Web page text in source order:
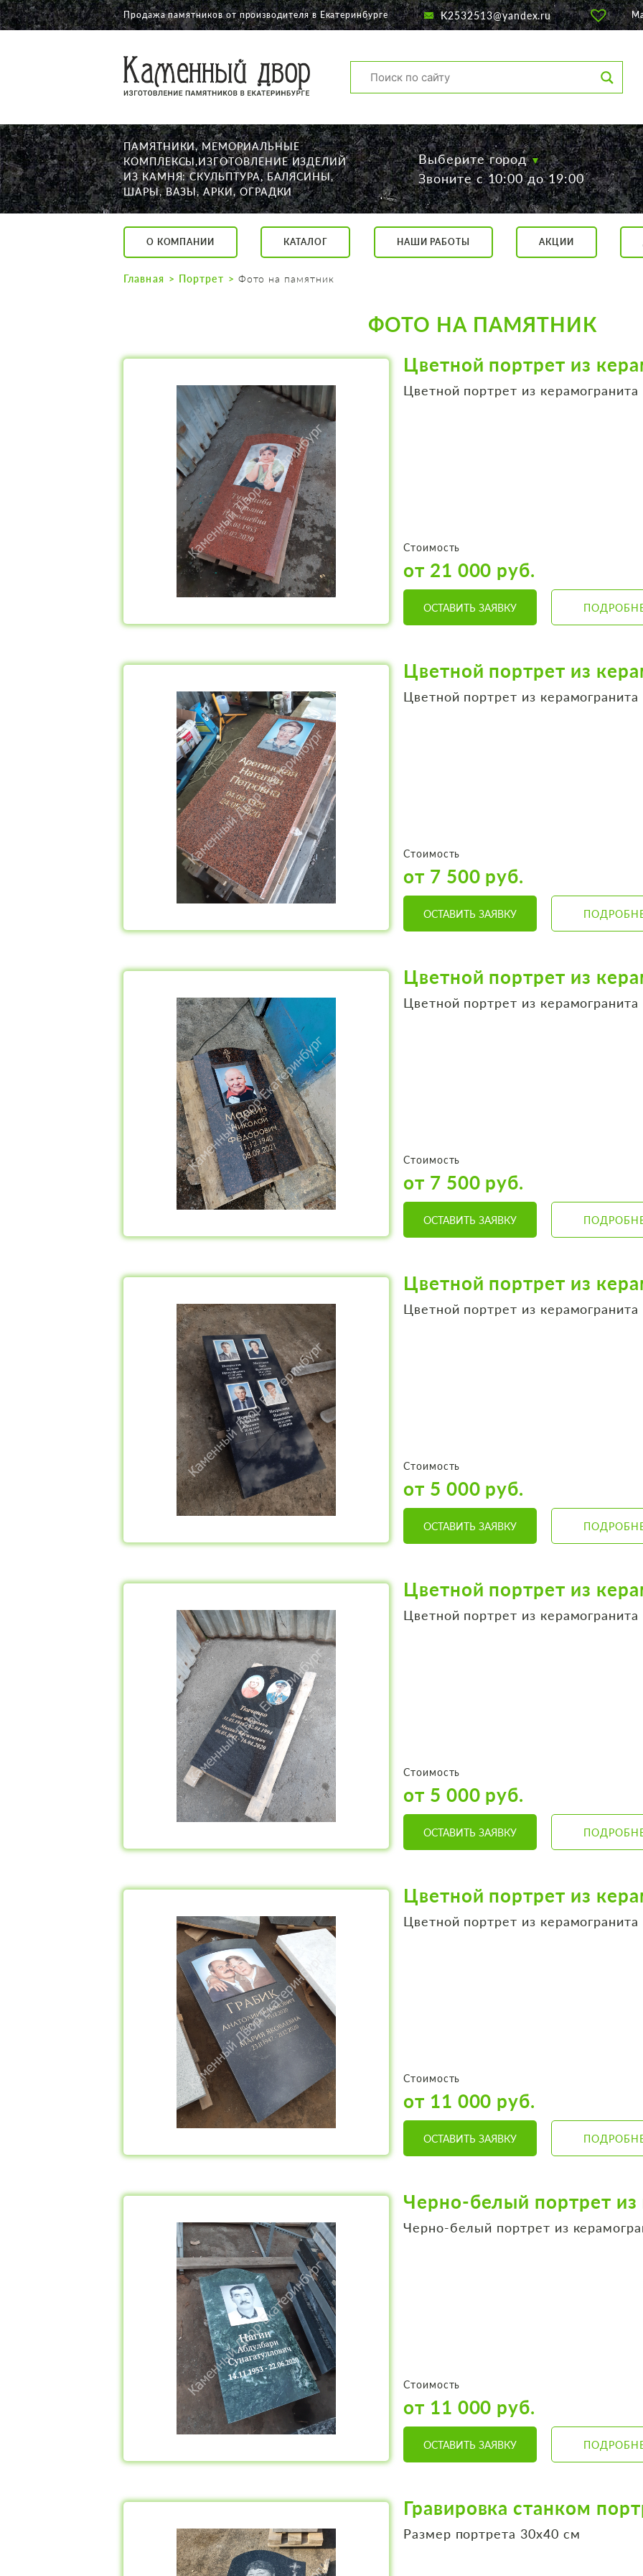
О КОМПАНИИ
КАТАЛОГ
НАШИ РАБОТЫ
АКЦИИ
ДОСТАВКА
КОНТАКТЫ
K2532513@yandex.ru
Екатеринбург, Щорса, 56
Суббота с 11:00 до 17:00
Продажа памятников от производителя в Екатеринбурге K2532513@yandex.ru
ПАМЯТНИКИ, МЕМОРИАЛЬНЫЕ
КОМПЛЕКСЫ,ИЗГОТОВЛЕНИЕ ИЗДЕЛИЙ
ИЗ КАМНЯ: СКУЛЬПТУРА, БАЛЯСИНЫ,
ШАРЫ, ВАЗЫ, АРКИ, ОГРАДКИ
Выберите город
Звоните с 10:00 до 19:00
О КОМПАНИИ КАТАЛОГ НАШИ РАБОТЫ АКЦИИ
Главная Портрет Фото на памятник
ФОТО НА ПАМЯТНИК
Цветной портрет из
Цветной портрет из керамогранита
Стоимость
от 21 000 руб.
ОСТАВИТЬ ЗАЯВКУ
Цветной портрет из
Цветной портрет из керамогранита
Стоимость
от 7 500 руб.
ОСТАВИТЬ ЗАЯВКУ
Цветной портрет из
Цветной портрет из керамогранита
Стоимость
от 7 500 руб.
ОСТАВИТЬ ЗАЯВКУ
Цветной портрет из
Цветной портрет из керамогранита
Стоимость
от 5 000 руб.
ОСТАВИТЬ ЗАЯВКУ
Цветной портрет из
Цветной портрет из керамогранита
Стоимость
от 5 000 руб.
ОСТАВИТЬ ЗАЯВКУ
Цветной портрет из
Цветной портрет из керамогранита
Стоимость
от 11 000 руб.
ОСТАВИТЬ ЗАЯВКУ
Черно-белый портрет из
Черно-белый портрет из
Стоимость
от 11 000 руб.
ОСТАВИТЬ ЗАЯВКУ
Гравировка станком
Размер портрета 30х40 см